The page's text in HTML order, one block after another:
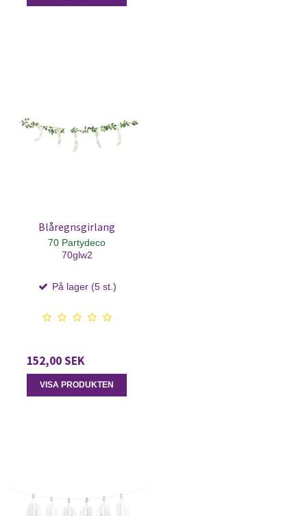
Blåregnsgirlang
70 Partydeco
70glw2
På lager (5 st.)
152,00 SEK
VISA PRODUKTEN